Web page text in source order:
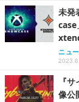
未発
case
ニュ
『
像公